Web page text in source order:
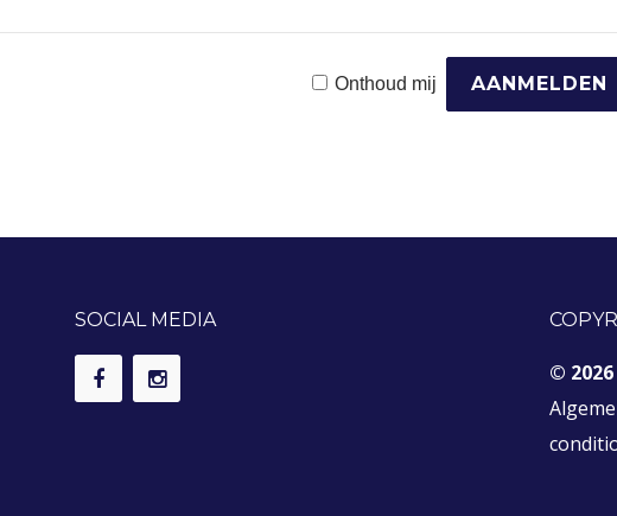
Onthoud mij
SOCIAL MEDIA
© 2026